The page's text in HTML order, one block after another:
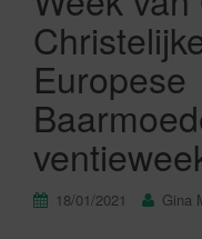
Europese
18/01/2021 Gina